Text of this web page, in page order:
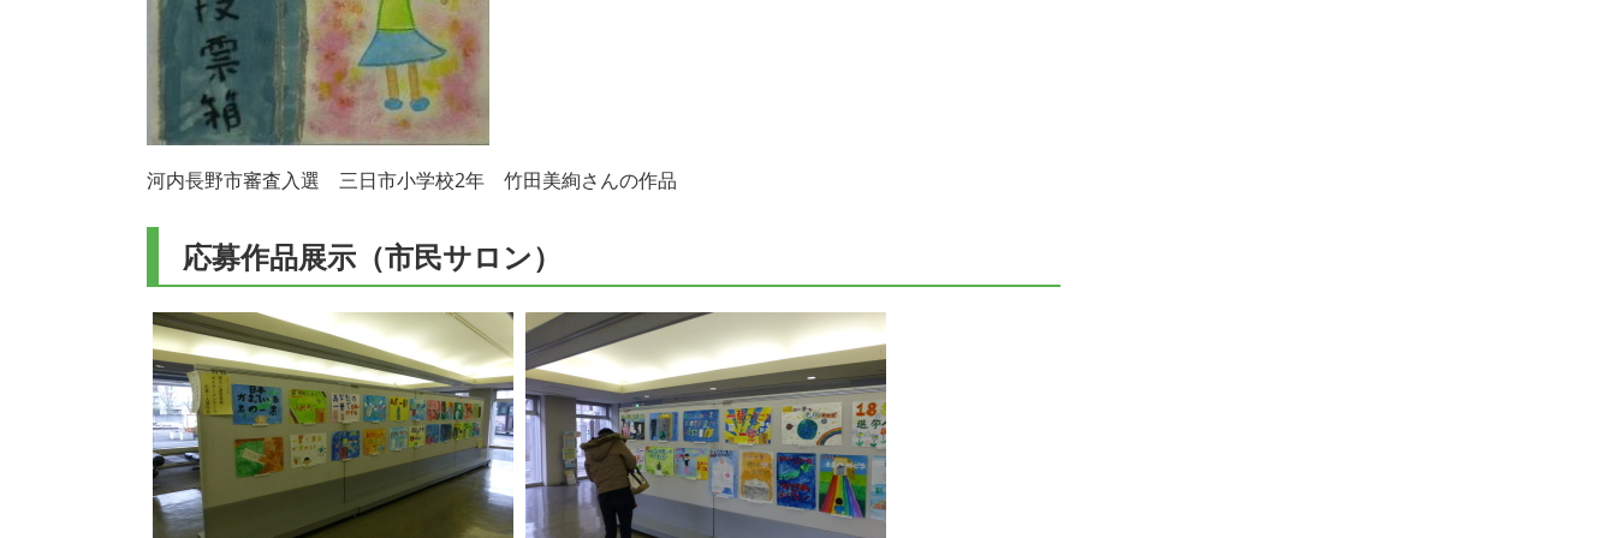
河内長野市審査入選 三日市小学校2年 竹田美絢さんの作品
応募作品展示（市民サロン）